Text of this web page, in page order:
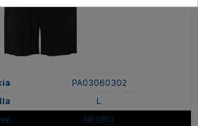
PA03060302
L
NEGRO